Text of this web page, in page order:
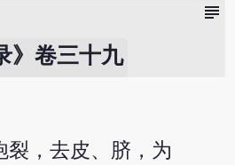
subject
》卷三十九
裂，去皮、脐，为